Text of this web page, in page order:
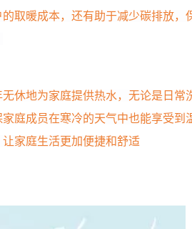
取暖成本，还有助于减少碳排放，
休地为家庭提供热水，无论是日常
庭成员在寒冷的天气中也能享受到
家庭生活更加便捷和舒适